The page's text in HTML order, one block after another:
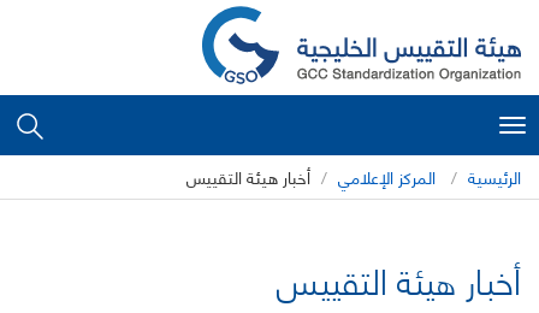
Toggle
navigation
الرئيسية المركز الإعلامي أخبار هيئة التقييس
أخبار هيئة التقييس